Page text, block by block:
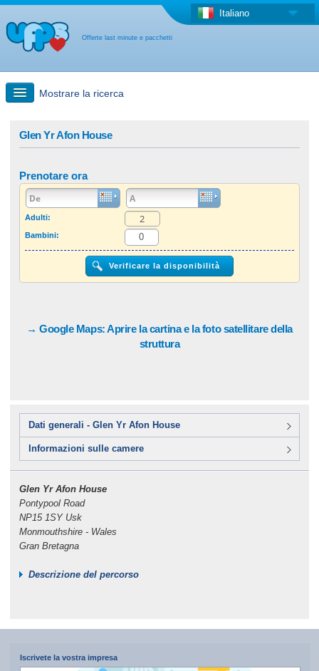
Offerte last minute e pacchetti
Italiano
Mostrare la ricerca
Offerta last minute + Offerta forfettaria
Altro paese
Glen Yr Afon House
Prenotare ora
Adulti:
Bambini:
→ Google Maps: Aprire la cartina e la foto satellitare della
struttura
Dati generali - Glen Yr Afon House
Informazioni sulle camere
Glen Yr Afon House
Pontypool Road
NP15 1SY Usk
Monmouthshire - Wales
Gran Bretagna
Descrizione del percorso
Iscrivete la vostra impresa